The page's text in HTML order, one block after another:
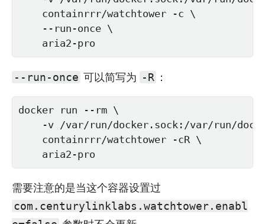
    containrrr/watchtower -c \
    --run-once \
    aria2-pro
--run-once 可以简写为 -R ：
docker run --rm \
-v /var/run/docker.sock:/var/run/
    containrrr/watchtower -cR \
    aria2-pro
需要注意的是当这个容器设置过
com.centurylinklabs.watchtower.enabl